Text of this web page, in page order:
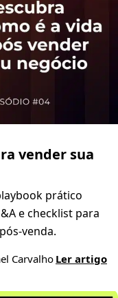
vender sua
prático
e checklist para
venda.
Carvalho Ler artigo